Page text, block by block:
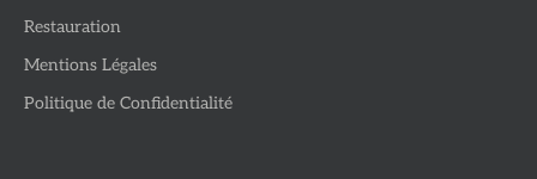
Restauration
Mentions Légales
Politique de Confidentialité